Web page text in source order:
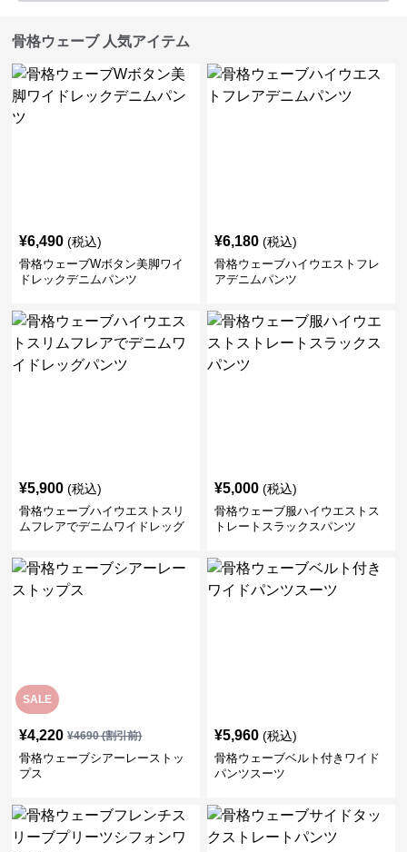
骨格ウェーブ 人気アイテム
¥6,490 (税込)
骨格ウェーブWボタン美脚ワイ
ドレックデニムパンツ
¥6,180 (税込)
骨格ウェーブハイウエストフレ
アデニムパンツ
¥5,900 (税込)
骨格ウェーブハイウエストスリ
ムフレアでデニムワイドレッグ
¥5,000 (税込)
骨格ウェーブ服ハイウエストス
トレートスラックスパンツ
SALE
¥4,220 ¥4690(割引前)
骨格ウェーブシアーレーストッ
プス
¥5,960 (税込)
骨格ウェーブベルト付きワイド
パンツスーツ